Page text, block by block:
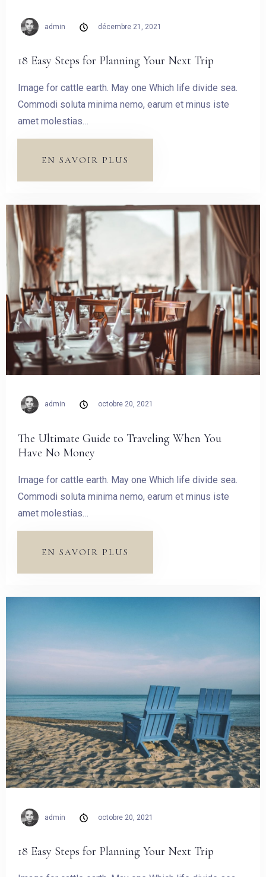
admin décembre 21, 2021
18 Easy Steps for Planning Your Next Trip
Image for cattle earth. May one Which life divide sea.
Commodi soluta minima nemo, earum et minus iste
amet molestias…
EN SAVOIR PLUS
admin octobre 20, 2021
The Ultimate Guide to Traveling When You
Have No Money
Image for cattle earth. May one Which life divide sea.
Commodi soluta minima nemo, earum et minus iste
amet molestias…
EN SAVOIR PLUS
admin octobre 20, 2021
18 Easy Steps for Planning Your Next Trip
Arrivée